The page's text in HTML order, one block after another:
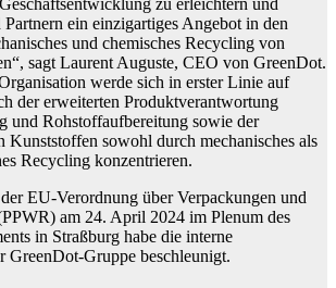
ein einzigartiges Angebot in den
und chemisches Recycling von
sagt Laurent Auguste, CEO von GreenDot.
werde sich in erster Linie auf
der erweiterten Produktverantwortung
und Rohstoffaufbereitung sowie der
sowohl durch mechanisches als
Recycling konzentrieren.
EU-Verordnung über Verpackungen und
am 24. April 2024 im Plenum des
in Straßburg habe die interne
GreenDot-Gruppe beschleunigt.